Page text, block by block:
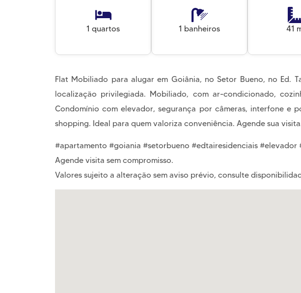
1 quartos 1 banheiros 41
Flat Mobiliado para alugar em Goiânia, no Setor Bueno, no Ed.
localização privilegiada. Mobiliado, com ar-condicionado,
Condomínio com elevador, segurança por câmeras, interfone e
shopping. Ideal para quem valoriza conveniência. Agende sua
#apartamento #goiania #setorbueno #edtairesidenciais #elevador
Agende visita sem compromisso.
Valores sujeito a alteração sem aviso prévio, consulte